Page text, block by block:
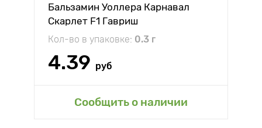
Бальзамин Уоллера Карнавал
Скарлет F1 Гавриш
Кол-во в упаковке: 0.3 г
4.39 руб
Сообщить о наличии